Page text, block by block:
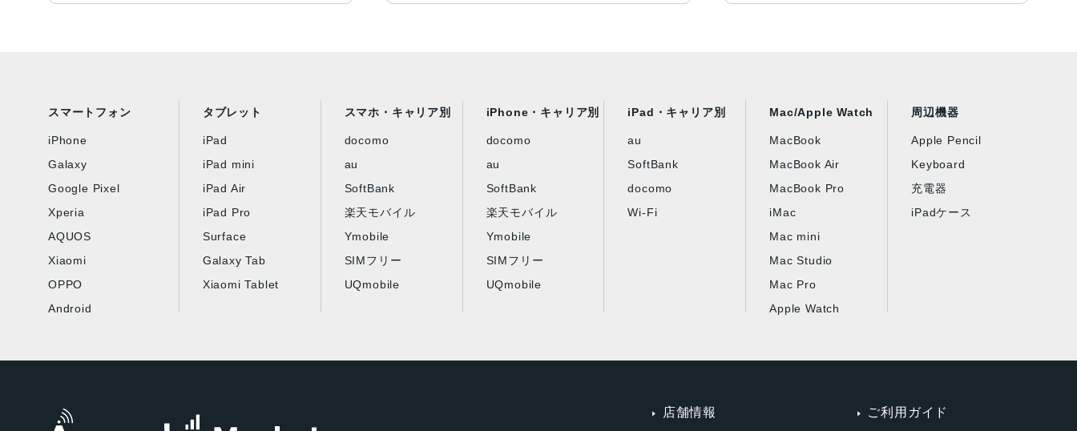
スマートフォン
iPhone
Galaxy
Google Pixel
Xperia
AQUOS
Xiaomi
OPPO
Android
タブレット
iPad
iPad mini
iPad Air
iPad Pro
Surface
Galaxy Tab
Xiaomi Tablet
スマホ・キャリア別
docomo
au
SoftBank
楽天モバイル
Ymobile
SIMフリー
UQmobile
iPhone・キャリア別
docomo
au
SoftBank
楽天モバイル
Ymobile
SIMフリー
UQmobile
iPad・キャリア別
au
SoftBank
docomo
Wi-Fi
Mac/Apple Watch
MacBook
MacBook Air
MacBook Pro
iMac
Mac mini
Mac Studio
Mac Pro
Apple Watch
周辺機器
Apple Pencil
Keyboard
充電器
iPadケース
店舗情報 ご利用ガイド